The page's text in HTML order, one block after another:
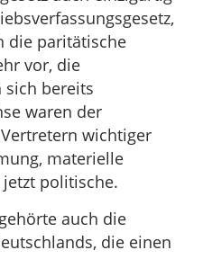
die paritätische
vor, die
sich bereits
waren der
wichtiger
materielle
politische.
auch die
die einen